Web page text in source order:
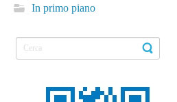
In primo piano